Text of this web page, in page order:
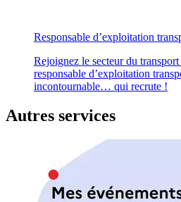
Responsable d’exploitation
Rejoignez le secteur du
responsable d’exploitation
incontournable… qui recrute !
Autres services